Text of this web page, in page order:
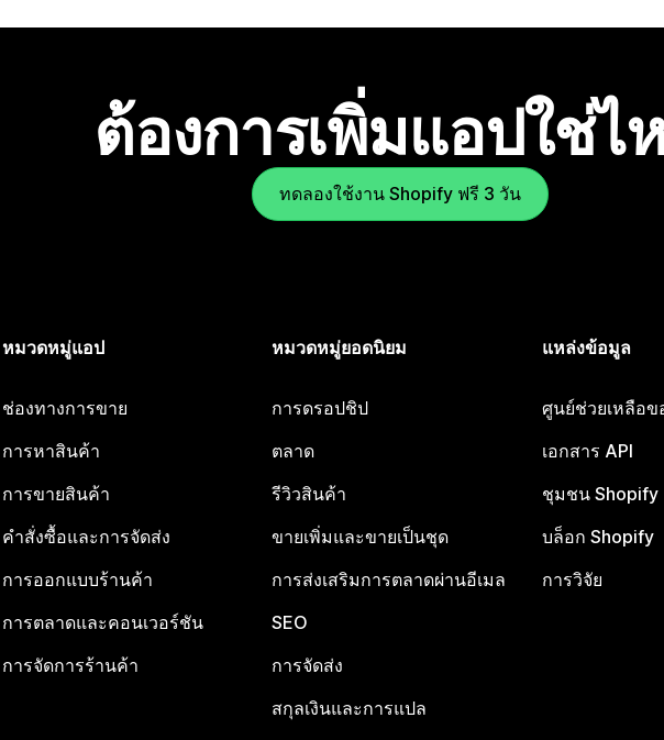
ต้องการเพิ่มแอปใช่ไ
ทดลองใช้งาน Shopify ฟรี 3 วัน
หมวดหมู่แอป
ช่องทางการขาย
การหาสินค้า
การขายสินค้า
คำสั่งซื้อและการจัดส่ง
การออกแบบร้านค้า
การตลาดและคอนเวอร์ชัน
การจัดการร้านค้า
หมวดหมู่ยอดนิยม
การดรอปชิป
ตลาด
รีวิวสินค้า
ขายเพิ่มและขายเป็นชุด
การส่งเสริมการตลาดผ่านอีเมล
SEO
การจัดส่ง
สกุลเงินและการแปล
แหล่งข้อมูล
ศูนย์ช่วยเหลือข
เอกสาร API
ชุมชน Shopify
บล็อก Shopify
การวิจัย